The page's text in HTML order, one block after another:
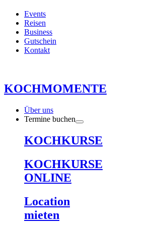
Events
Reisen
Business
Gutschein
Kontakt
KOCHMOMENTE
Über uns
Termine buchen
KOCHKURSE
KOCHKURSE
ONLINE
Location
mieten